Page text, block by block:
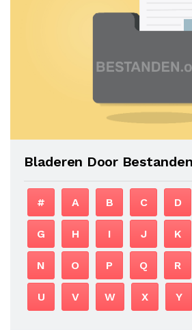
Bladeren Door
# A B C D
G H I J K
N O P Q R
U V W X Y